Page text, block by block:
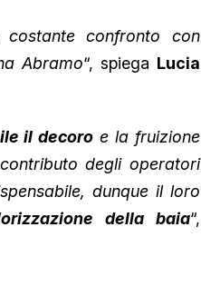
confronto con
Abramo“, spiega Lucia
il decoro e la fruizione
degli operatori
dunque il loro
della baia“,